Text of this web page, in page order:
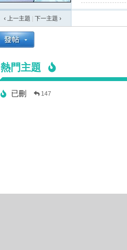
‹ 上一主題 下一主題 ›
熱門主題
已刪 147